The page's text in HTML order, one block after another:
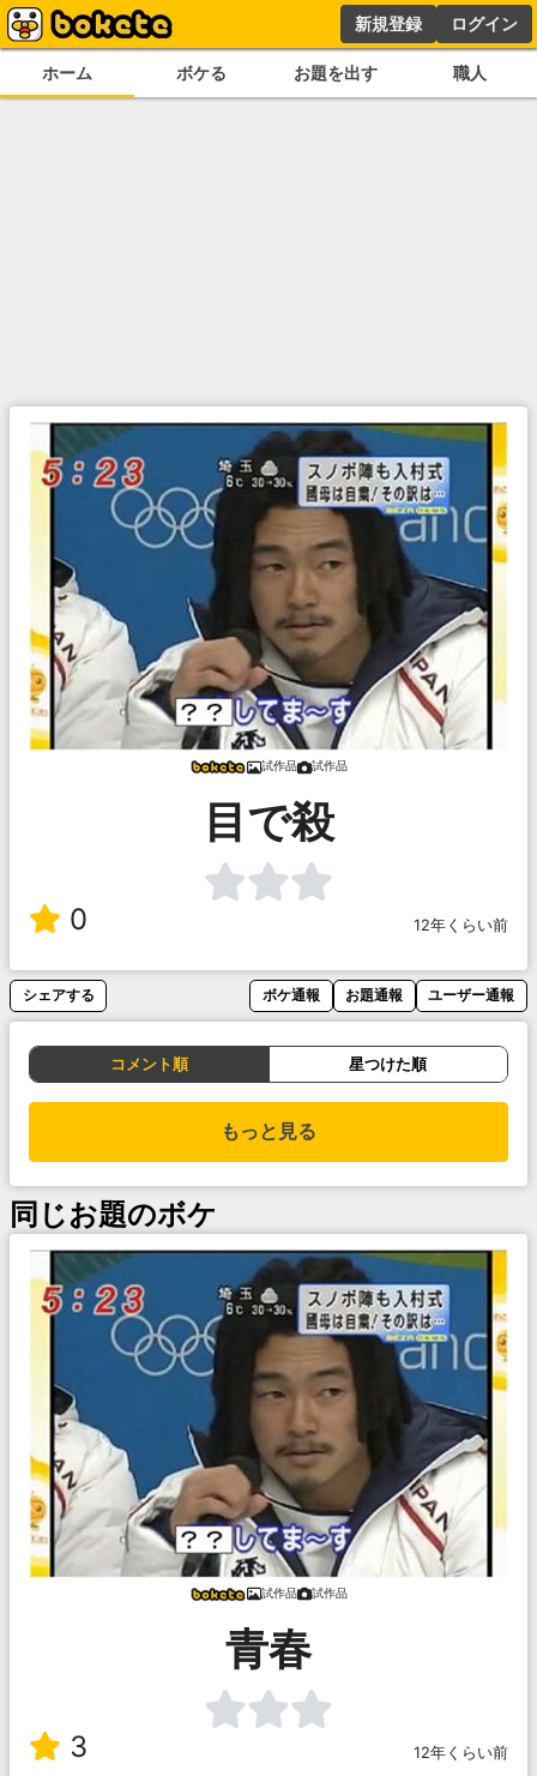
新規登録 ログイン
ホーム ボケる お題を出す 職人
試作品 試作品
目で殺
0 12年くらい前
シェアする ボケ通報 お題通報 ユーザー通報
コメント順 星つけた順
もっと見る
同じお題のボケ
試作品 試作品
青春
3 12年くらい前